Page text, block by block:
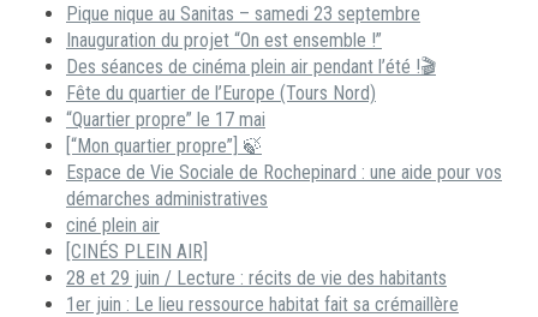
Pique nique au Sanitas – samedi 23 septembre
Inauguration du projet “On est ensemble !”
Des séances de cinéma plein air pendant l’été !🎬
Fête du quartier de l’Europe (Tours Nord)
“Quartier propre” le 17 mai
[“Mon quartier propre”] 🍃
Espace de Vie Sociale de Rochepinard : une aide pour vos
démarches administratives
ciné plein air
[CINÉS PLEIN AIR]
28 et 29 juin / Lecture : récits de vie des habitants
1er juin : Le lieu ressource habitat fait sa crémaillère